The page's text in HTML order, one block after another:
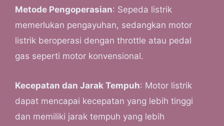
Metode Pengoperasian: Sepeda listrik
memerlukan pengayuhan, sedangkan motor
listrik beroperasi dengan throttle atau pedal
gas seperti motor konvensional.
Kecepatan dan Jarak Tempuh: Motor listrik
dapat mencapai kecepatan yang lebih tinggi
dan memiliki jarak tempuh yang lebih